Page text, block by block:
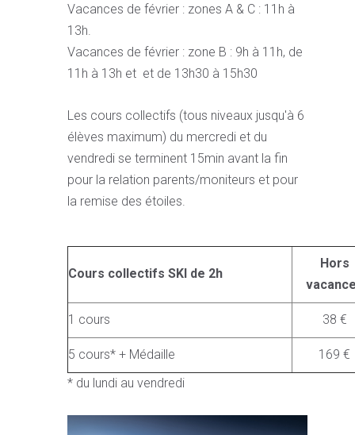
Vacances de février : zones A & C : 11h à
13h.
Vacances de février : zone B : 9h à 11h, de
11h à 13h et et de 13h30 à 15h30
Les cours collectifs (tous niveaux jusqu'à 6
élèves maximum) du mercredi et du
vendredi se terminent 15min avant la fin
pour la relation parents/moniteurs et pour
la remise des étoiles.
Cours collectifs SKI de 2h
Hors
1 cours 38 €
5 cours* + Médaille
169 €
* du lundi au vendredi